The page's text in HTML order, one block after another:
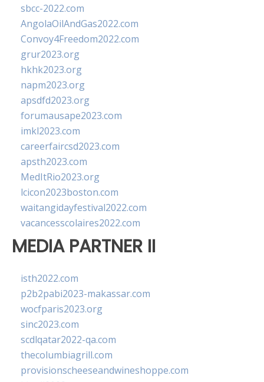
sbcc-2022.com
AngolaOilAndGas2022.com
Convoy4Freedom2022.com
grur2023.org
hkhk2023.org
napm2023.org
apsdfd2023.org
forumausape2023.com
imkl2023.com
careerfaircsd2023.com
apsth2023.com
MedItRio2023.org
lcicon2023boston.com
waitangidayfestival2022.com
vacancesscolaires2022.com
MEDIA PARTNER II
isth2022.com
p2b2pabi2023-makassar.com
wocfparis2023.org
sinc2023.com
scdlqatar2022-qa.com
thecolumbiagrill.com
provisionscheeseandwineshoppe.com